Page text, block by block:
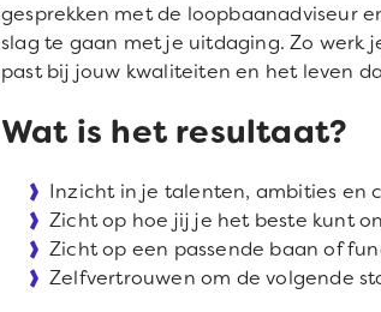
gesprekken met de loopbaanadviseur
slag te gaan met je uitdaging. Zo werk
past bij jouw kwaliteiten en het leven
Wat is het resultaat?
Inzicht in je talenten, ambities en
Zicht op hoe jij je het beste kunt
Zicht op een passende baan of
Zelfvertrouwen om de volgende